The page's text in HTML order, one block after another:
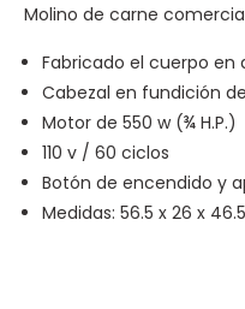
Molino de carne
Fabricado el cuerpo en
Cabezal en fundición
Motor de 550 w (¾ H.P.)
110 v / 60 ciclos
Botón de encendido y
Medidas: 56.5 x 26 x